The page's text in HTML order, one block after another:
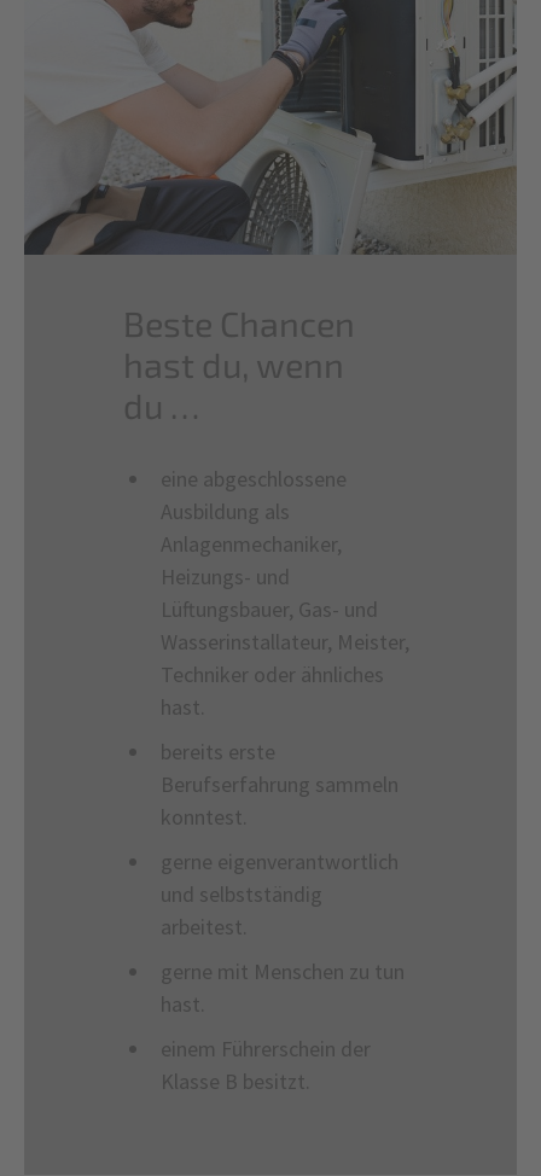
Beste Chancen
hast du, wenn
du …
eine abgeschlossene
Ausbildung als
Anlagenmechaniker,
Heizungs- und
Lüftungsbauer, Gas- und
Wasserinstallateur, Meister,
Techniker oder ähnliches
hast.
bereits erste
Berufserfahrung sammeln
konntest.
gerne eigenverantwortlich
und selbstständig
arbeitest.
gerne mit Menschen zu tun
hast.
einem Führerschein der
Klasse B besitzt.